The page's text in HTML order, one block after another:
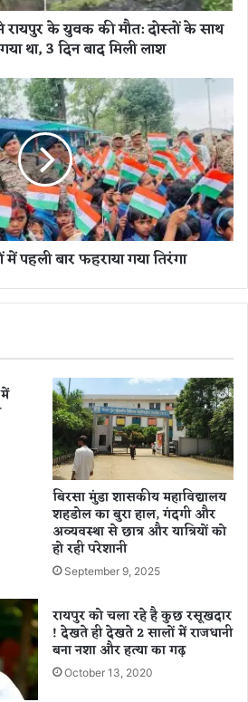
के युवक की मौत: दोस्तों के साथ
था, 3 दिन बाद मिली लाश
पहली बार फहराया गया तिरंगा
बिरसा मुंडा शासकीय महाविद्यालय
शहडोल का बुरा हाल, गंदगी और
अव्यवस्था से छात्र और यात्रियों को
हो रही परेशानी
September 9, 2025
रायपुर को चला रहे है कुछ रसूखदार
! देखते ही देखते 2 सालों में राजधानी
बना नशा और हत्या का गढ़
October 13, 2020